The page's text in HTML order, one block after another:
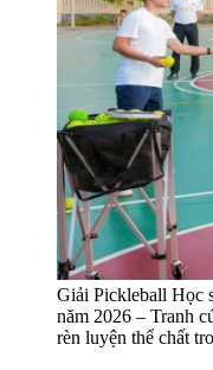
Giải Pickleball Học
năm 2026 – Tranh
rèn luyện thể chất